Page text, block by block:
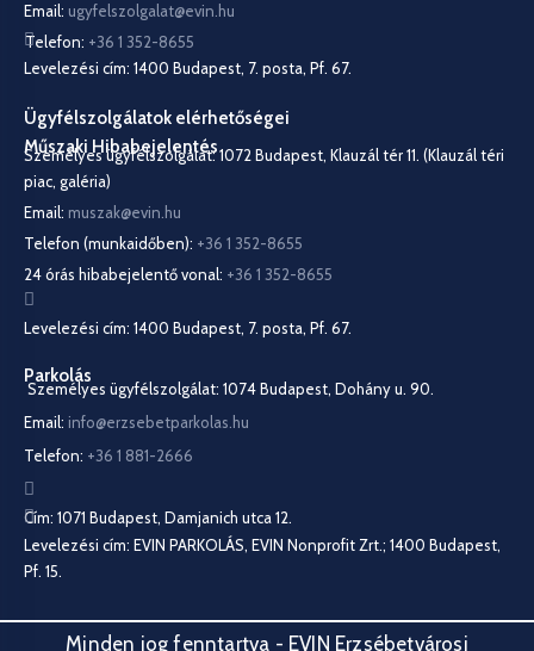
Email: ugyfelszolgalat@evin.hu
Telefon: +36 1 352-8655
Levelezési cím: 1400 Budapest, 7. posta, Pf. 67.
Ügyfélszolgálatok elérhetőségei
Műszaki Hibabejelentés
Személyes ügyfélszolgálat: 1072 Budapest, Klauzál tér 11. (Klauzál téri
piac, galéria)
Email: muszak@evin.hu
Telefon (munkaidőben): +36 1 352-8655
24 órás hibabejelentő vonal: +36 1 352-8655
Levelezési cím: 1400 Budapest, 7. posta, Pf. 67.
Parkolás
Személyes ügyfélszolgálat: 1074 Budapest, Dohány u. 90.
Email: info@erzsebetparkolas.hu
Telefon: +36 1 881-2666
Cím: 1071 Budapest, Damjanich utca 12.
Levelezési cím: EVIN PARKOLÁS, EVIN Nonprofit Zrt.; 1400 Budapest,
Pf. 15.
Minden jog fenntartva - EVIN Erzsébetvárosi